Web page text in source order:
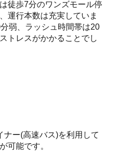
徒歩7分のワンズモール停
運行本数は充実していま
弱、ラッシュ時間帯は20
トレスがかかることでし
ー(高速バス)を利用して
可能です。